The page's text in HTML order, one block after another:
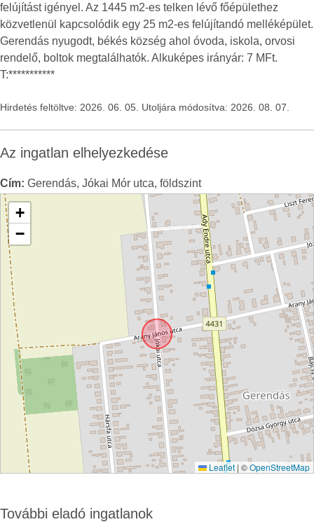
felújítást igényel. Az 1445 m2-es telken lévő főépülethez
közvetlenül kapcsolódik egy 25 m2-es felújítandó melléképület.
Gerendás nyugodt, békés község ahol óvoda, iskola, orvosi
rendelő, boltok megtalálhatók. Alkuképes irányár: 7 MFt.
T:***********
Hirdetés feltöltve: 2026. 06. 05. Utoljára módosítva: 2026. 08. 07.
Az ingatlan elhelyezkedése
Cím: Gerendás, Jókai Mór utca, földszint
+
−
Leaflet | ©OpenStreetMap
További eladó ingatlanok